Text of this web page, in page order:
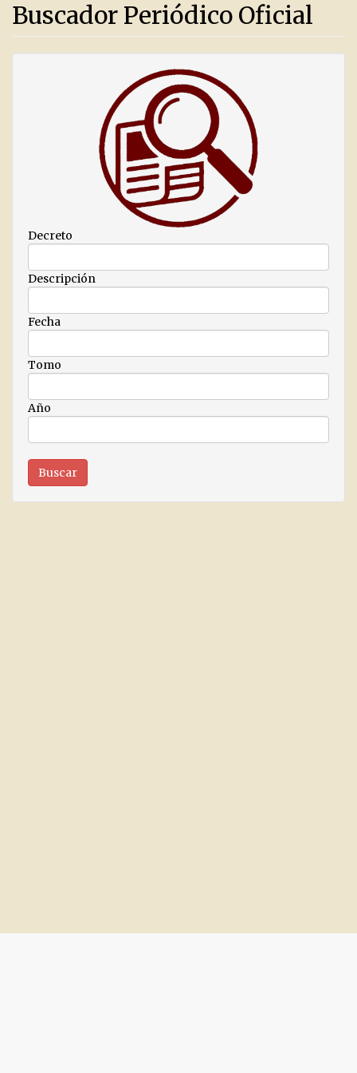
Buscador Periódico Oficial
Decreto
Descripción
Fecha
Tomo
Año